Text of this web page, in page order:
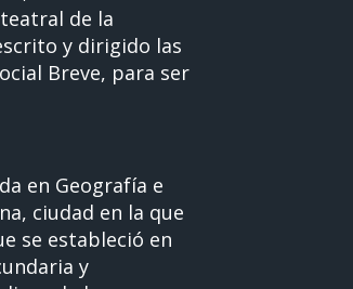
de la
y dirigido las
Breve, para ser
en Geografía e
ciudad en la que
se estableció en
y